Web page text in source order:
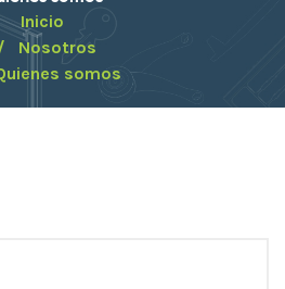
Inicio
Nosotros
somos